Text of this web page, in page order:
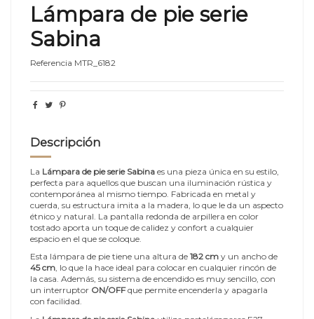
Lámpara de pie serie
Sabina
Referencia MTR_6182
Descripción
La Lámpara de pie serie Sabina es una pieza única en su estilo,
perfecta para aquellos que buscan una iluminación rústica y
contemporánea al mismo tiempo. Fabricada en metal y
cuerda, su estructura imita a la madera, lo que le da un aspecto
étnico y natural. La pantalla redonda de arpillera en color
tostado aporta un toque de calidez y confort a cualquier
espacio en el que se coloque.
Esta lámpara de pie tiene una altura de 182 cm y un ancho de
45 cm, lo que la hace ideal para colocar en cualquier rincón de
la casa. Además, su sistema de encendido es muy sencillo, con
un interruptor ON/OFFque permite encenderla y apagarla
con facilidad.